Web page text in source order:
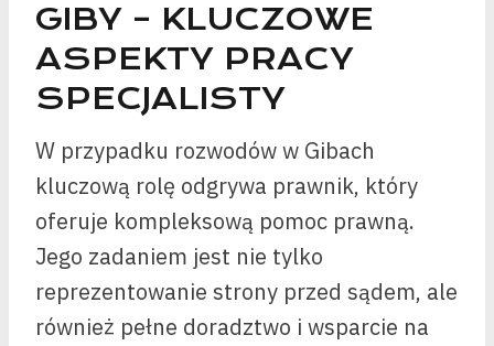
GIBY – KLUCZOWE
ASPEKTY PRACY
SPECJALISTY
W przypadku rozwodów w Gibach
kluczową rolę odgrywa prawnik, który
oferuje kompleksową pomoc prawną.
Jego zadaniem jest nie tylko
reprezentowanie strony przed sądem, ale
również pełne doradztwo i wsparcie na